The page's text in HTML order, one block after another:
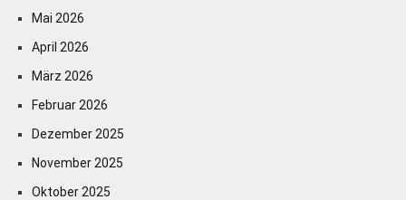
Mai 2026
April 2026
März 2026
Februar 2026
Dezember 2025
November 2025
Oktober 2025